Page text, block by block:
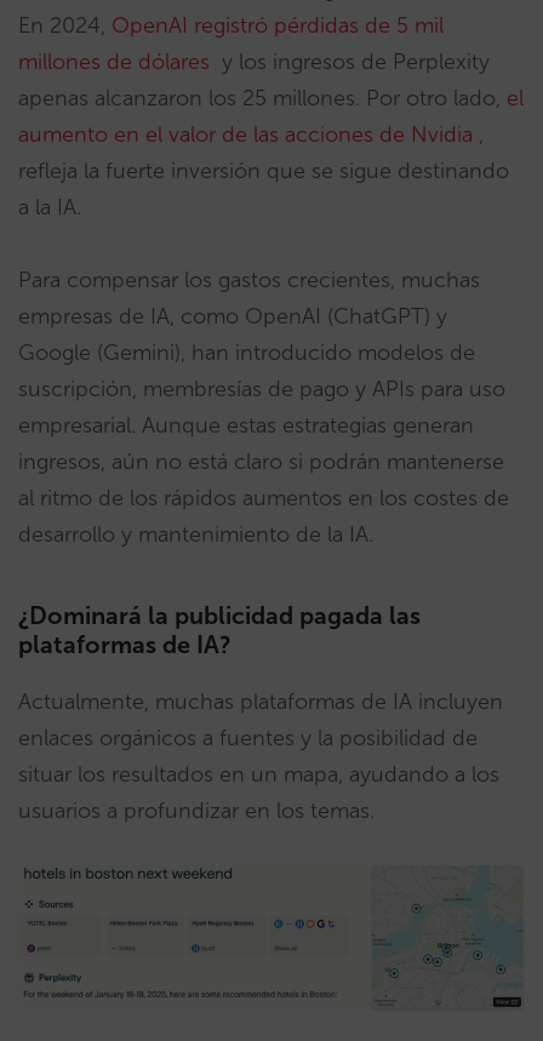
En 2024, OpenAI registró pérdidas de 5 mil
millones de dólares y los ingresos de Perplexity
apenas alcanzaron los 25 millones. Por otro lado, el
aumento en el valor de las acciones de Nvidia ,
refleja la fuerte inversión que se sigue destinando
a la IA.
Para compensar los gastos crecientes, muchas
empresas de IA, como OpenAI (ChatGPT) y
Google (Gemini), han introducido modelos de
suscripción, membresías de pago y APIs para uso
empresarial. Aunque estas estrategias generan
ingresos, aún no está claro si podrán mantenerse
al ritmo de los rápidos aumentos en los costes de
desarrollo y mantenimiento de la IA.
¿Dominará la publicidad pagada las
plataformas de IA?
Actualmente, muchas plataformas de IA incluyen
enlaces orgánicos a fuentes y la posibilidad de
situar los resultados en un mapa, ayudando a los
usuarios a profundizar en los temas.